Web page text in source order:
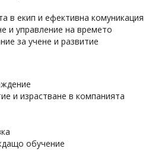
в екип и ефективна комуникация
и управление на времето
за учене и развитие
и израстване в компанията
обучение